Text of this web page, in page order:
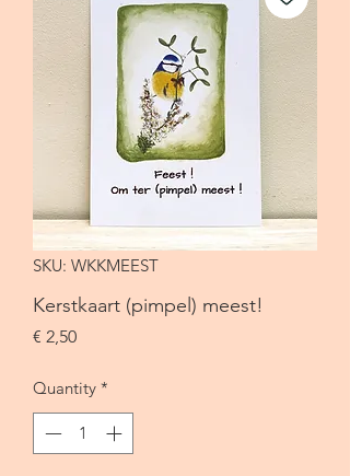
SKU: WKKMEEST
Kerstkaart (pimpel) meest!
€ 2,50Price
Quantity *